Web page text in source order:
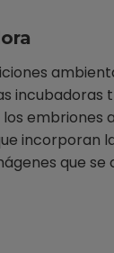
incubadoras
embriones
incorporan
que